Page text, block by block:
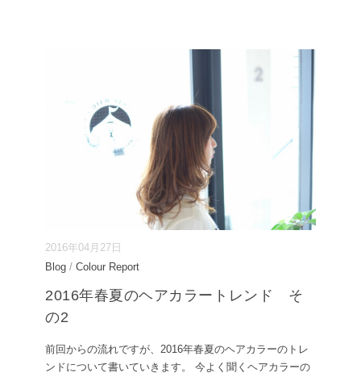
2016年04月27日
Blog / Colour Report
2016年春夏のヘアカラートレンド そ
の2
前回からの流れですが、2016年春夏のヘアカラーのトレ
ンドについて書いていきます。 今よく聞くヘアカラーの